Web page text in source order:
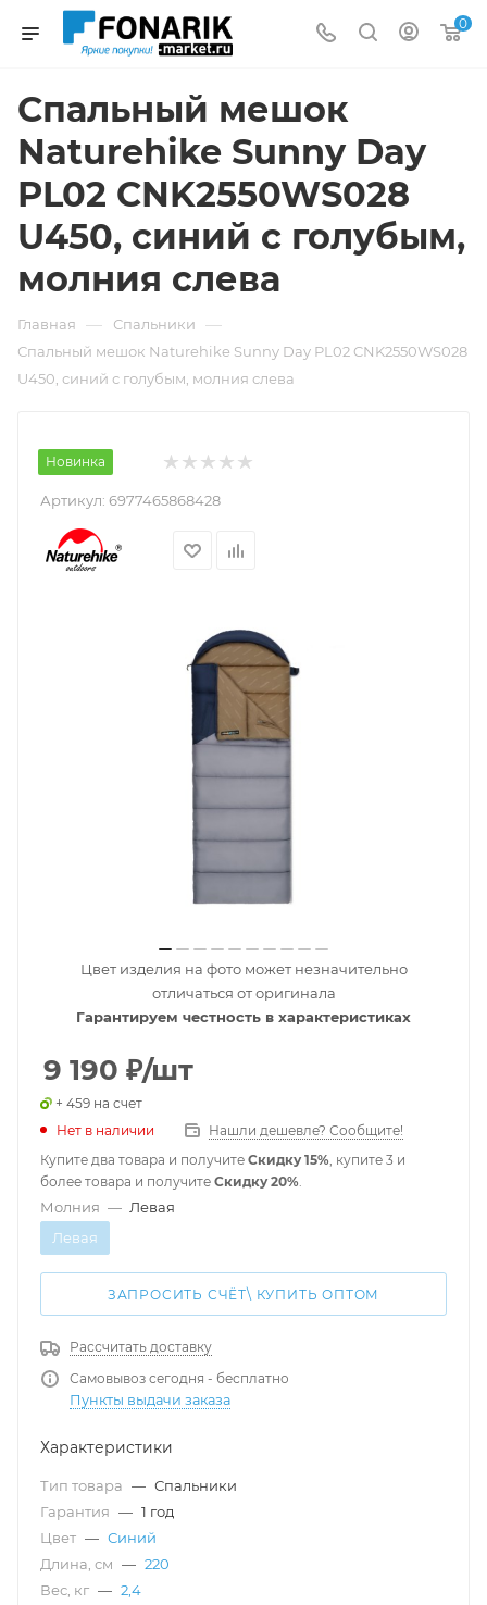
0
Спальный мешок
Naturehike Sunny Day
PL02 CNK2550WS028
U450, синий с голубым,
молния слева
Главная — Спальники —
Спальный мешок Naturehike Sunny Day PL02 CNK2550WS028
U450, синий с голубым, молния слева
Новинка
Артикул: 6977465868428
Цвет изделия на фото может незначительно
отличаться от оригинала
Гарантируем честность в характеристиках
9 190 ₽/шт
+ 459 на счет
Нет в наличии
Нашли дешевле? Сообщите!
Купите два товара и получите Скидку 15%, купите 3 и
более товара и получите Скидку 20%.
Молния — Левая
Левая
ЗАПРОСИТЬ СЧЁТ\ КУПИТЬ ОПТОМ
Рассчитать доставку
Самовывоз сегодня - бесплатно
Пункты выдачи заказа
Характеристики
Тип товара — Спальники
Гарантия — 1 год
Цвет — Синий
Длина, см — 220
Вес, кг — 2,4